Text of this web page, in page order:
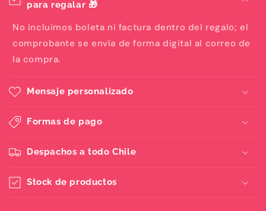
para regalar 🎁
No incluimos boleta ni factura dentro del regalo; el
comprobante se envía de forma digital al correo de
la compra.
Mensaje personalizado
Formas de pago
Despachos a todo Chile
Stock de productos